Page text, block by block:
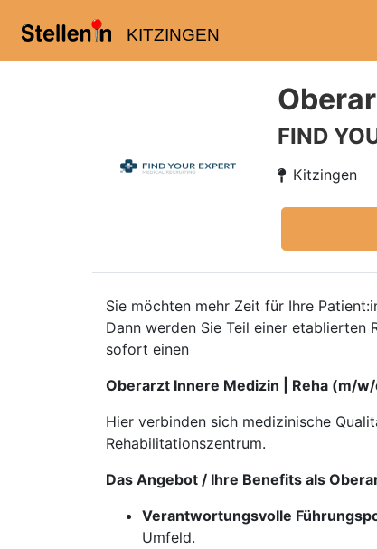
KITZINGEN
FIND
Kitzingen
Sie möchten mehr Zeit für Ihre
Dann werden Sie Teil einer etablierten
sofort einen
Oberarzt Innere Medizin | Reha (m/
Hier verbinden sich medizinische
Rehabilitationszentrum.
Das Angebot / Ihre Benefits als
Verantwortungsvolle
Umfeld.